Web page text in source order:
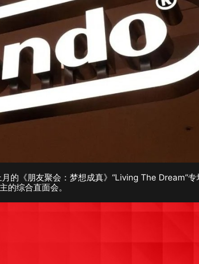
的《朋友聚会：梦想成真》“Living The Dream”专
的综合直面会。